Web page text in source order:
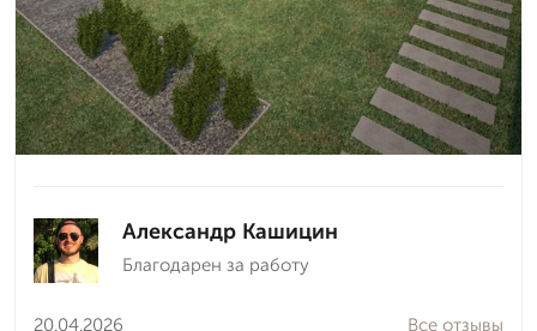
Александр Кашицин
Благодарен за работу
20.04.2026
Все отзывы